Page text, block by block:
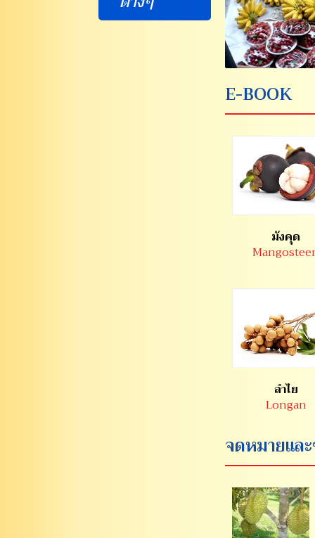
E-BOOK
มังคุด
ลำไย
Longan
จดหมายแล